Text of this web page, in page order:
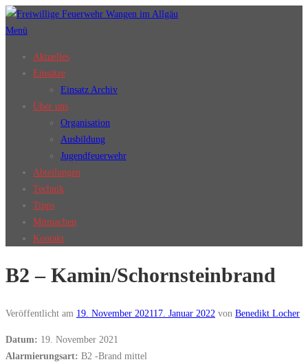
Zum
Inhalt
Menü
Aktuelles
Einsätze
Einsatz Archiv
Über uns
Organisation
Ausbildung
Jugendfeuerwehr
Abteilungen
Technik
Tipps
Mitmachen
Kontakt
B2 – Kamin/Schornsteinbrand
Veröffentlicht am 19. November 202117. Januar 2022 von Benedikt Locher
Datum: 19. November 2021
Alarmierungsart: B2 -Brand mittel